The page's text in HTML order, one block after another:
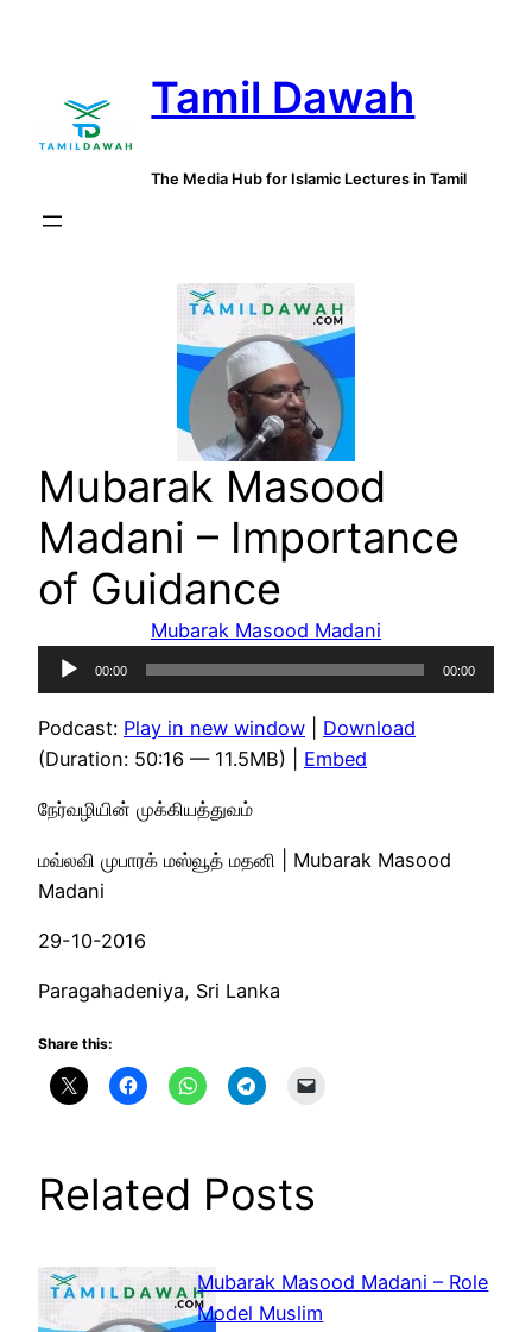
Tamil Dawah
The Media Hub for Islamic Lectures in Tamil
Mubarak Masood
Madani – Importance
of Guidance
Mubarak Masood Madani
Audio
Player
00:00 00:00
Podcast: Play in new window
Download
(Duration: 50:16 — 11.5MB) | Embed
நேர்வழியின் முக்கியத்துவம்
மவ்லவி முபாரக் மஸ்வூத் மதனி | Mubarak Masood
Madani
29-10-2016
Paragahadeniya, Sri Lanka
Share this:
Related Posts
Mubarak Masood Madani – Role
Model Muslim